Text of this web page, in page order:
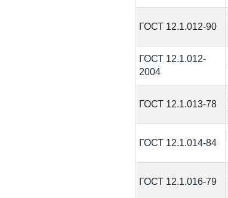
ГОСТ 12.1.012-90
ГОСТ 12.1.012-
2004
ГОСТ 12.1.013-78
ГОСТ 12.1.014-84
ГОСТ 12.1.016-79